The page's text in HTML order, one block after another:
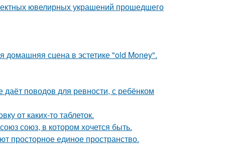
ювелирных украшений прошедшего
сцена в эстетике "old Money".
поводов для ревности, с ребёнком
от каких-то таблеток.
союз, в котором хочется быть.
просторное единое пространство.